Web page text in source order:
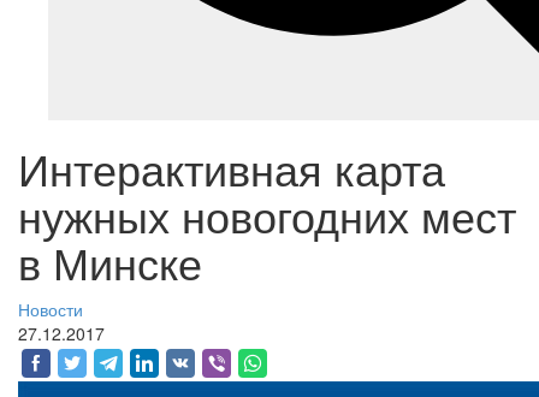
Интерактивная карта
нужных новогодних мест
в Минске
Новости
27.12.2017